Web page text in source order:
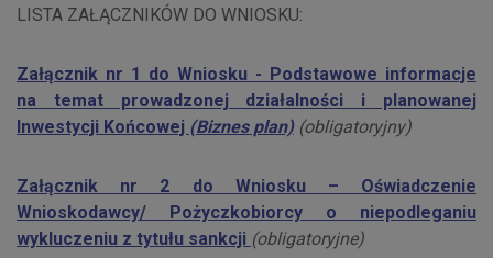
LISTA ZAŁĄCZNIKÓW DO WNIOSKU:
Załącznik nr 1 do Wniosku - Podstawowe informacje
na temat prowadzonej działalności i planowanej
Inwestycji Końcowej (Biznes plan) (obligatoryjny)
Załącznik nr 2 do Wniosku – Oświadczenie
Wnioskodawcy/ Pożyczkobiorcy o niepodleganiu
wykluczeniu z tytułu sankcji (obligatoryjne)